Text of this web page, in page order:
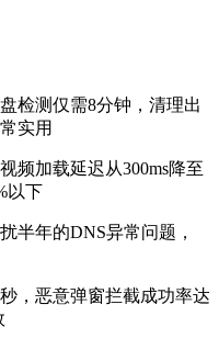
检测仅需8分钟，清理出
实用
频加载延迟从300ms降至
以下
半年的DNS异常问题，
，恶意弹窗拦截成功率达